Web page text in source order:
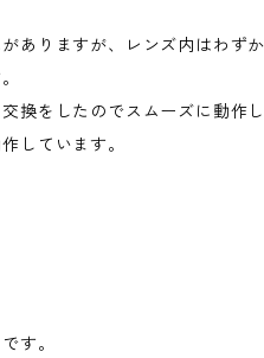
ありますが、レンズ内はわず
換をしたのでスムーズに動作し
しています。
す。